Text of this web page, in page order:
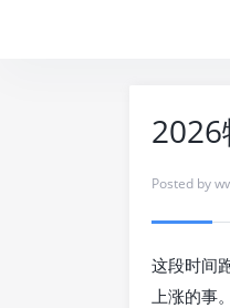
Posted by
这段时间
上涨的事